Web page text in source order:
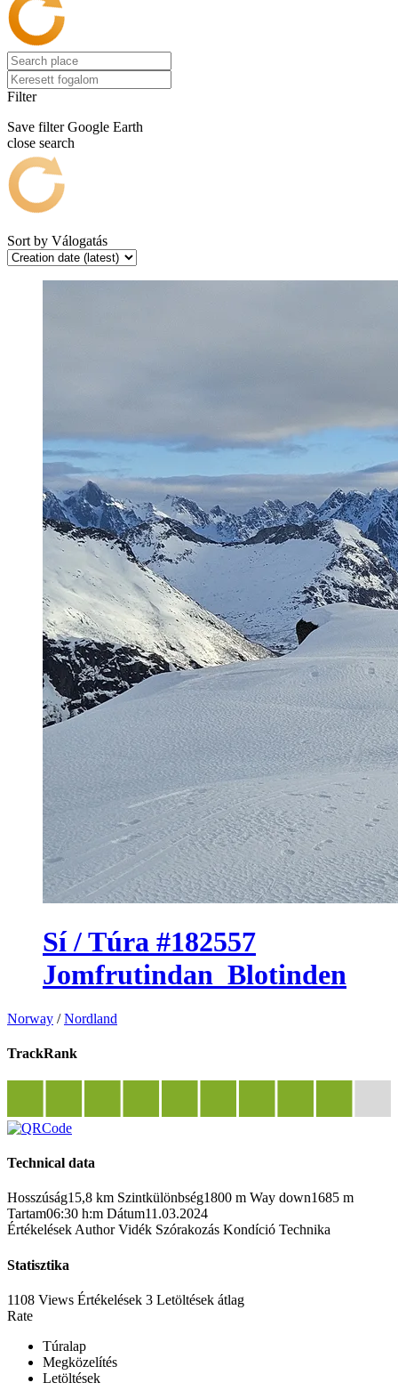
Filter
Save filter Google Earth
close search
Sort by Válogatás
Sí / Túra #182557
Jomfrutindan_Blotinden
Norway /Nordland
TrackRank
Technical data
Hosszúság15,8 km Szintkülönbség1800 m Way down1685 m
Tartam06:30 h:m Dátum11.03.2024
Értékelések Author Vidék Szórakozás Kondíció Technika
Statisztika
1108 Views Értékelések 3 Letöltések átlag
Rate
Túralap
Megközelítés
Letöltések